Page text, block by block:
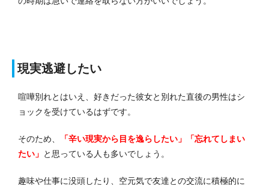
現実逃避したい
喧嘩別れとはいえ、好きだった彼女と別れた直後の男性はシ
ョックを受けているはずです。
そのため、
「辛い現実から目を逸らしたい」「忘れてしまい
たい」 と思っている人も多いでしょう。
趣味や仕事に没頭したり、空元気で友達との交流に積極的に